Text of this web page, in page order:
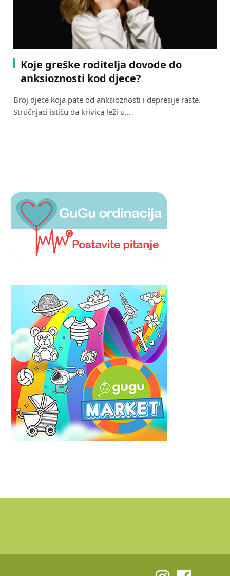
Koje greške roditelja dovode do
anksioznosti kod djece?
Broj djece koja pate od anksioznosti i depresije raste.
Stručnjaci ističu da krivica leži u…